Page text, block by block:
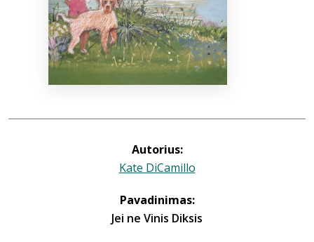
Autorius:
Kate DiCamillo
Pavadinimas:
Jei ne Vinis Diksis